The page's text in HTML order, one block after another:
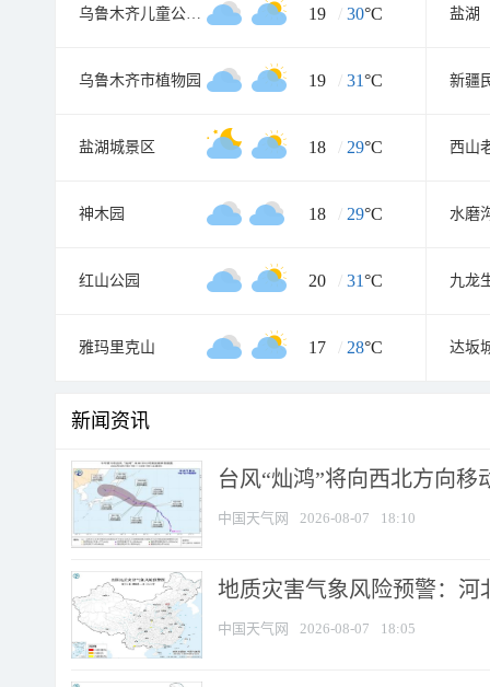
乌鲁木齐儿童公园北门 19 / 30°C 盐湖
乌鲁木齐市植物园 19 / 31°C
盐湖城景区 18 / 29°C 西山
神木园 18 / 29°C 水磨
红山公园 20 / 31°C 九龙
雅玛里克山 17 / 28°C
新闻资讯
台风“灿鸿”将向西北方向移
中国天气网 2026-08-07 18:10
地质灾害气象风险预警：河
中国天气网 2026-08-07 18:05